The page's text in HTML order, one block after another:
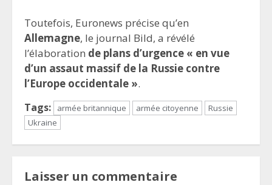
Toutefois, Euronews précise qu’en
Allemagne, le journal Bild, a révélé
l’élaboration de plans d’urgence « en vue
d’un assaut massif de la Russie contre
l’Europe occidentale ».
Tags: armée britannique armée citoyenne
Russie
Ukraine
Laisser un commentaire